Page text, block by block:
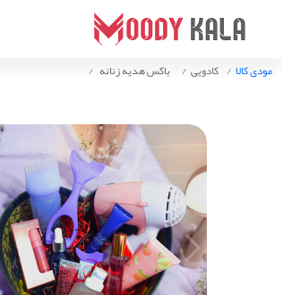
مودی کالا کادویی باکس هدیه زنانه